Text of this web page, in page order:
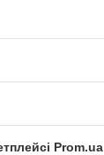
Prom.ua